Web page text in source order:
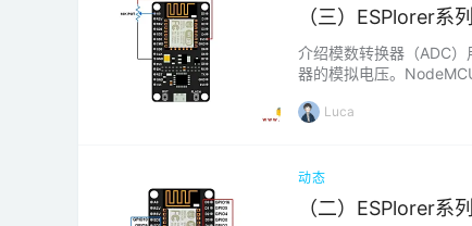
（三）ESPlorer系
介绍模数转换器（ADC
器的模拟电压。
Luca
动态
（二）ESPlorer系